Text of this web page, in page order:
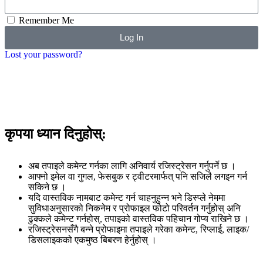
Remember Me
Log In
Lost your password?
कृपया ध्यान दिनुहोस्:
अब तपाइले कमेन्ट गर्नका लागि अनिवार्य रजिस्ट्रेसन गर्नुपर्ने छ ।
आफ्नो इमेल वा गुगल, फेसबुक र ट्वीटरमार्फत् पनि सजिलै लगइन गर्न
सकिने छ ।
यदि वास्तविक नामबाट कमेन्ट गर्न चाहनुहुन्न भने डिस्प्ले नेममा
सुविधाअनुसारको निकनेम र प्रोफाइल फोटो परिवर्तन गर्नुहोस् अनि
ढुक्कले कमेन्ट गर्नहोस्, तपाइको वास्तविक पहिचान गोप्य राखिने छ ।
रजिस्ट्रेसनसँगै बन्ने प्रोफाइमा तपाइले गरेका कमेन्ट, रिप्लाई, लाइक/
डिसलाइकको एकमुष्ठ बिबरण हेर्नुहोस् ।